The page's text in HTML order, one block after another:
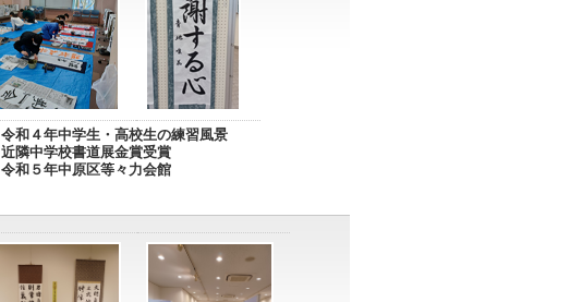
令和４年中学生・高校生の練習風景
近隣中学校書道展金賞受賞
令和５年中原区等々力会館